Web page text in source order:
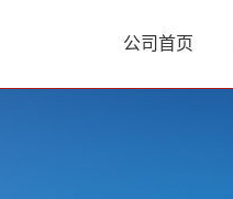
公司首页